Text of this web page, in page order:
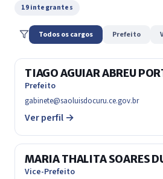
19 integrantes
Todos os cargos Prefeito
TIAGO AGUIAR ABREU
Prefeito
gabinete@saoluisdocuru.ce.gov.br
Ver perfil →
MARIA THALITA SOARES
Vice-Prefeito